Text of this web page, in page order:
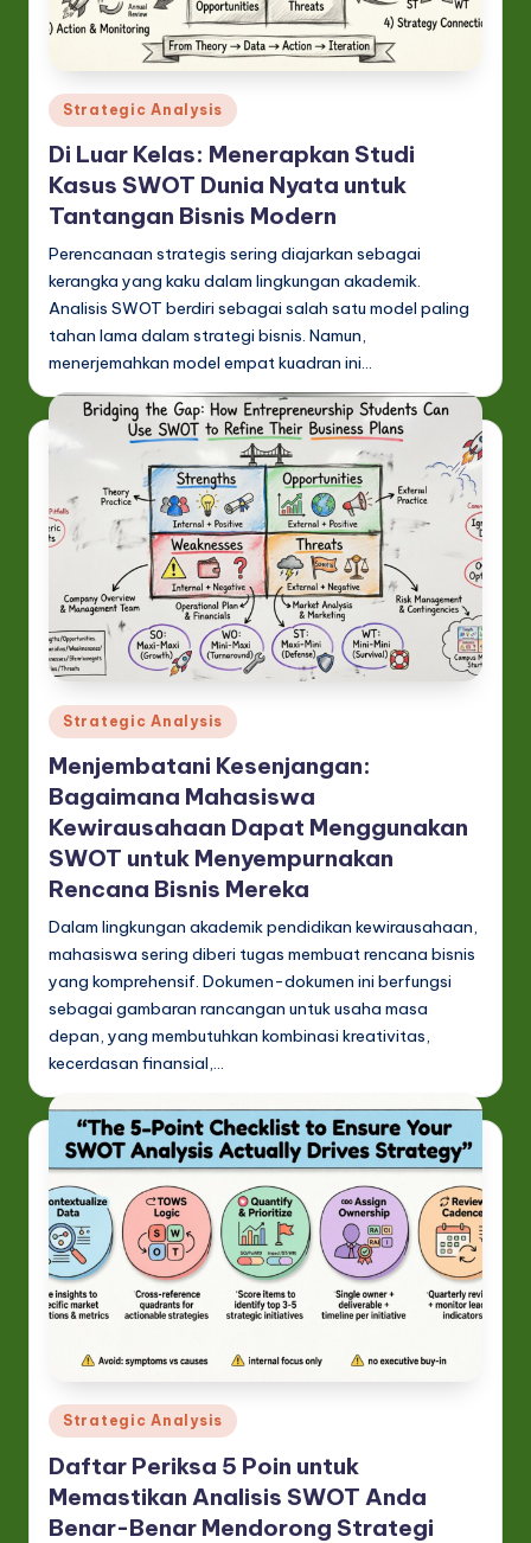
Posted
in
Strategic Analysis
Di Luar Kelas: Menerapkan Studi
Kasus SWOT Dunia Nyata untuk
Tantangan Bisnis Modern
Perencanaan strategis sering diajarkan sebagai
kerangka yang kaku dalam lingkungan akademik.
Analisis SWOT berdiri sebagai salah satu model paling
tahan lama dalam strategi bisnis. Namun,
menerjemahkan model empat kuadran ini…
Posted
in
Strategic Analysis
Menjembatani Kesenjangan:
Bagaimana Mahasiswa
Kewirausahaan Dapat Menggunakan
SWOT untuk Menyempurnakan
Rencana Bisnis Mereka
Dalam lingkungan akademik pendidikan kewirausahaan,
mahasiswa sering diberi tugas membuat rencana bisnis
yang komprehensif. Dokumen-dokumen ini berfungsi
sebagai gambaran rancangan untuk usaha masa
depan, yang membutuhkan kombinasi kreativitas,
kecerdasan finansial,…
Posted
in
Strategic Analysis
Daftar Periksa 5 Poin untuk
Memastikan Analisis SWOT Anda
Benar-Benar Mendorong Strategi